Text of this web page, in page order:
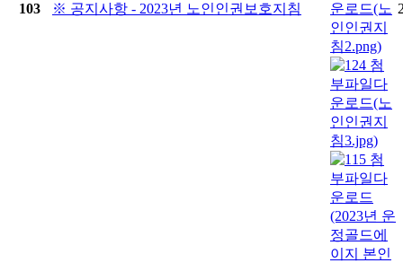
103 ※ 공지사항 - 2023년 노인인권보호지침